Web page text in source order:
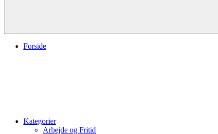
Forside
Kategorier
Arbejde og Fritid